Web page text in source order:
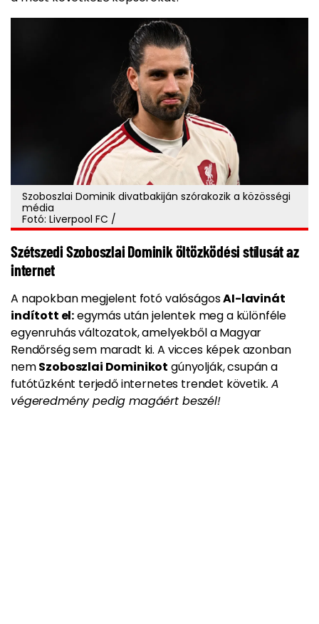
Szoboszlai Dominik divatbakiján szórakozik a közösségi
média
Fotó: Liverpool FC /
Szétszedi Szoboszlai Dominik öltözködési stílusát az
internet
A napokban megjelent fotó valóságosAI-lavinát
indított el:egymás után jelentek meg a különféle
egyenruhás változatok, amelyekből a Magyar
Rendőrség sem maradt ki. A vicces képek azonban
nemSzoboszlai Dominikot gúnyolják, csupán a
futótűzként terjedő internetes trendet követik. A
végeredmény pedig magáért beszél!